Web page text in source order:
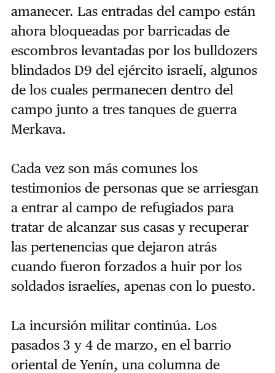
amanecer. Las entradas del campo están
ahora bloqueadas por barricadas de
escombros levantadas por los bulldozers
blindados D9 del ejército israelí, algunos
de los cuales permanecen dentro del
campo junto a tres tanques de guerra
Merkava.
Cada vez son más comunes los
testimonios de personas que se arriesgan
a entrar al campo de refugiados para
tratar de alcanzar sus casas y recuperar
las pertenencias que dejaron atrás
cuando fueron forzados a huir por los
soldados israelíes, apenas con lo puesto.
La incursión militar continúa. Los
pasados 3 y 4 de marzo, en el barrio
oriental de Yenín, una columna de